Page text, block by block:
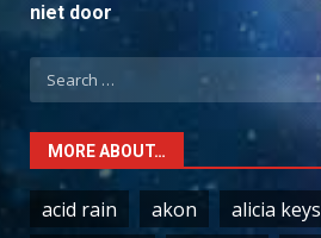
niet door
Search
for:
MORE ABOUT…
acid rain akon alicia keys